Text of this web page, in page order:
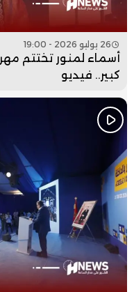
26 يوليو 2026 - 19:00
أسماء لمنور تختتم
كبير.. فيديو